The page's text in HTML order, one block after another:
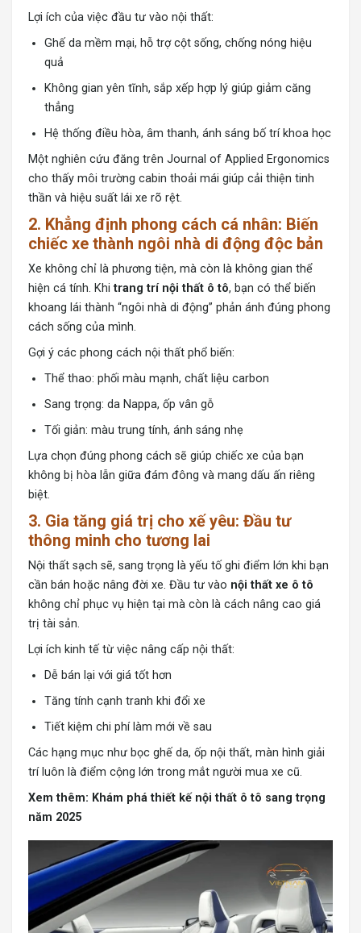
Lợi ích của việc đầu tư vào nội thất:
Ghế da mềm mại, hỗ trợ cột sống, chống nóng hiệu
quả
Không gian yên tĩnh, sắp xếp hợp lý giúp giảm căng
thẳng
Hệ thống điều hòa, âm thanh, ánh sáng bố trí khoa học
Một nghiên cứu đăng trên Journal of Applied Ergonomics
cho thấy môi trường cabin thoải mái giúp cải thiện tinh
thần và hiệu suất lái xe rõ rệt.
2. Khẳng định phong cách cá nhân: Biến
chiếc xe thành ngôi nhà di động độc bản
Xe không chỉ là phương tiện, mà còn là không gian thể
hiện cá tính. Khitrang trí nội thất ô tô, bạn có thể biến
khoang lái thành “ngôi nhà di động” phản ánh đúng phong
cách sống của mình.
Gợi ý các phong cách nội thất phổ biến:
Thể thao: phối màu mạnh, chất liệu carbon
Sang trọng: da Nappa, ốp vân gỗ
Tối giản: màu trung tính, ánh sáng nhẹ
Lựa chọn đúng phong cách sẽ giúp chiếc xe của bạn
không bị hòa lẫn giữa đám đông và mang dấu ấn riêng
biệt.
3. Gia tăng giá trị cho xế yêu: Đầu tư
thông minh cho tương lai
Nội thất sạch sẽ, sang trọng là yếu tố ghi điểm lớn khi bạn
cần bán hoặc nâng đời xe. Đầu tư vào nội thất xe ô tô
không chỉ phục vụ hiện tại mà còn là cách nâng cao giá
trị tài sản.
Lợi ích kinh tế từ việc nâng cấp nội thất:
Dễ bán lại với giá tốt hơn
Tăng tính cạnh tranh khi đổi xe
Tiết kiệm chi phí làm mới về sau
Các hạng mục như bọc ghế da, ốp nội thất, màn hình giải
trí luôn là điểm cộng lớn trong mắt người mua xe cũ.
Xem thêm: Khám phá thiết kế nội thất ô tô sang trọng
năm 2025